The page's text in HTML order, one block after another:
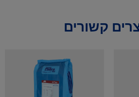
קשורים